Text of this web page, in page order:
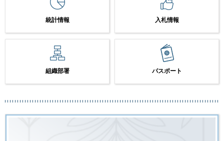
統計情報 入札情報
組織部署 パスポート